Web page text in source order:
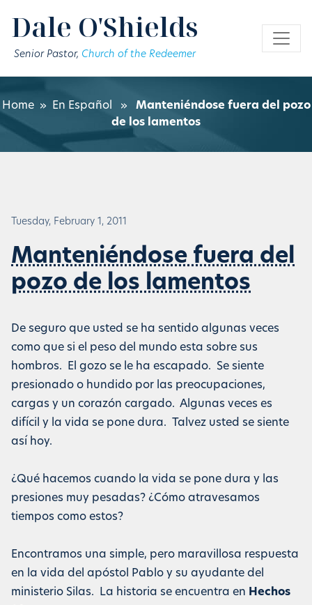
Dale O'Shields
Senior Pastor, Church of the Redeemer
Home» En Español » Manteniéndose fuera del pozo
de los lamentos
Tuesday, February 1, 2011
Manteniéndose fuera del
pozo de los lamentos
De seguro que usted se ha sentido algunas veces
como que si el peso del mundo esta sobre sus
hombros. El gozo se le ha escapado. Se siente
presionado o hundido por las preocupaciones,
cargas y un corazón cargado. Algunas veces es
difícil y la vida se pone dura. Talvez usted se siente
así hoy.
¿Qué hacemos cuando la vida se pone dura y las
presiones muy pesadas? ¿Cómo atravesamos
tiempos como estos?
Encontramos una simple, pero maravillosa respuesta
en la vida del apóstol Pablo y su ayudante del
ministerio Silas. La historia se encuentra en Hechos